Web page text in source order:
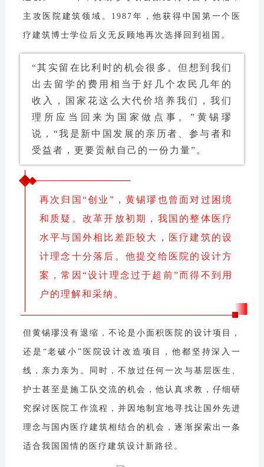
主攻医院建筑领域。1987年，他获得中国第一个医
疗建筑博士学位后义无反顾地再次选择回到祖国。
“其实留在比利时的机会很多。但想到我们
出去留学的费用相当于好几个农民几年的
收入，国家花这么大代价培养我们，我们
理所应当回来为国家做点事。”黄锡璆
说，“我是新中国发展的亲历者、参与者和
受益者，更要贡献自己的一份力量”。
再次归国“创业”，黄锡璆也曾面对过困境
和质疑。改革开放初期，我国的整体医疗
水平与国外相比差距较大，医疗建筑的设
计理念十分落后。他提交给医院的设计方
案，常因“设计理念过于超前”而得不到用
户的理解和采纳。
但黄锡璆没有退缩，不论是小面积医院的设计项目，
还是“老破小”医院设计改造项目，他都坚持深入一
线，亲力亲为。同时，不放过任何一次与基层医生、
护士甚至是施工队交流的机会，他认真求教，仔细研
究探讨医院工作流程，并因地制宜地寻找让国外先进
理念与国内医疗建筑相结合的机会，逐渐探索出一条
适合我国国情的医疗建筑设计新路径。